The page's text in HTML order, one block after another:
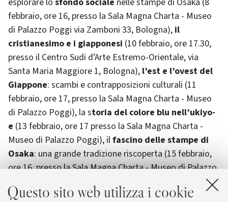
Questo sito web utilizza i cookie
febbraio, ore 16, presso la Sala Magna Charta - Museo
di Palazzo Poggi via Zamboni 33, Bologna), il
cristianesimo e i giapponesi (10 febbraio, ore 17.30,
presso il Centro Sudi d’Arte Estremo-Orientale, via
Santa Maria Maggiore 1, Bologna), l’est e l’ovest del
Giappone: scambi e contrapposizioni culturali (11
febbraio, ore 17, presso la Sala Magna Charta - Museo
di Palazzo Poggi), la storia del colore blu nell’ukiyo-
e (13 febbraio, ore 17 presso la Sala Magna Charta -
Museo di Palazzo Poggi), ilfascino delle stampe di
Osaka: una grande tradizione riscoperta (15 febbraio,
ore 16, presso la Sala Magna Charta - Museo di Palazzo